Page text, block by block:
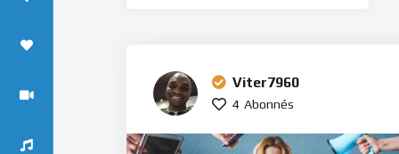
Viter7960
4 Abonnés